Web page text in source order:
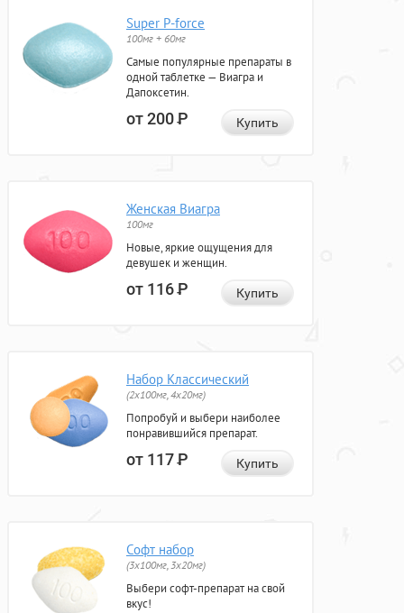
Super P-force
100мг + 60мг
Самые популярные препараты в
одной таблетке — Виагра и
Дапоксетин.
от 200Р Купить
Женская Виагра
100мг
Новые, яркие ощущения для
девушек и женщин.
от 116Р Купить
Набор Классический
(2x100мг, 4x20мг)
Попробуй и выбери наиболее
понравившийся препарат.
от 117Р Купить
Софт набор
(3x100мг, 3x20мг)
Выбери софт-препарат на свой
вкус!